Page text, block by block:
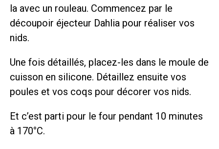
la avec un rouleau. Commencez par le
découpoir éjecteur Dahlia pour réaliser vos
nids.
Une fois détaillés, placez-les dans le moule de
cuisson en silicone. Détaillez ensuite vos
poules et vos coqs pour décorer vos nids.
Et c’est parti pour le four pendant 10 minutes
à 170°C.